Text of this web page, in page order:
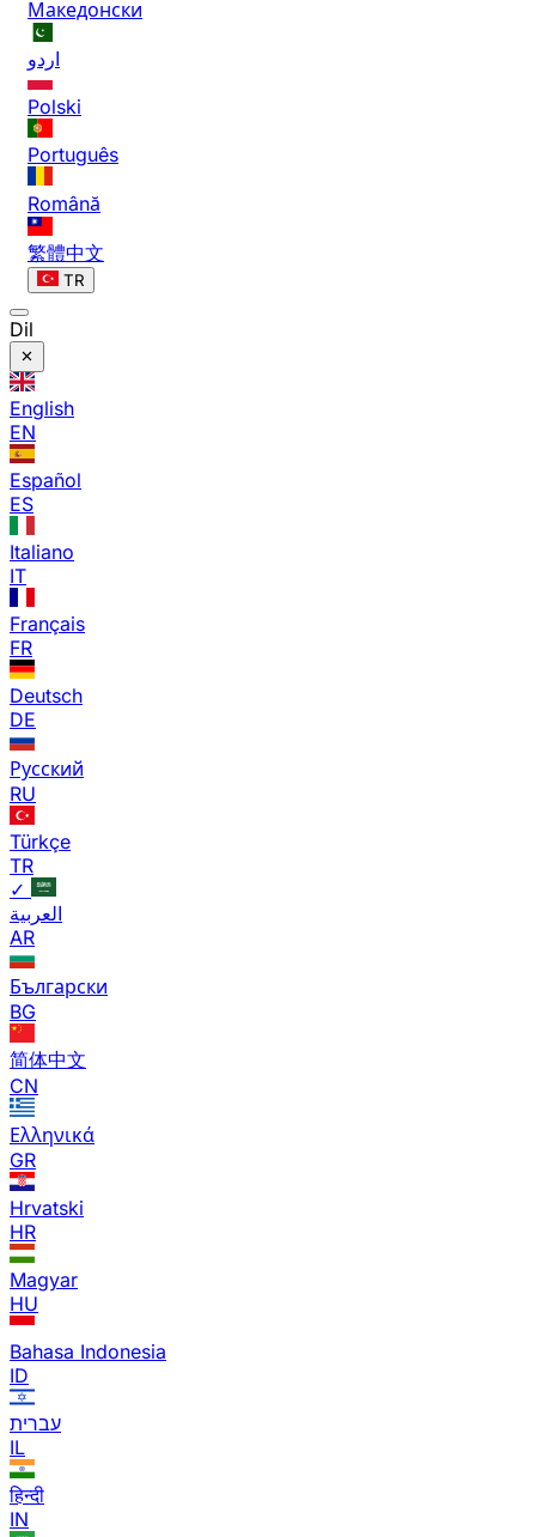
Македонски
اردو
Polski
Português
Română
繁體中文
TR
Dil
English
EN
Español
ES
Italiano
IT
Français
FR
Deutsch
DE
Русский
RU
Türkçe
TR
✓
العربية
AR
Български
BG
简体中文
CN
Ελληνικά
GR
Hrvatski
HR
Magyar
HU
Bahasa Indonesia
ID
עברית
IL
हिन्दी
IN